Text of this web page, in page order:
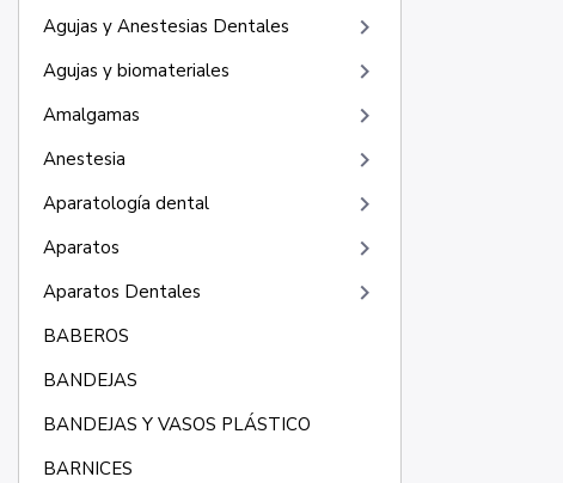
Agujas y Anestesias Dentales keyboard_arrow_right
Agujas y biomateriales keyboard_arrow_right
Amalgamas keyboard_arrow_right
Anestesia keyboard_arrow_right
Aparatología dental keyboard_arrow_right
Aparatos keyboard_arrow_right
Aparatos Dentales keyboard_arrow_right
BABEROS
BANDEJAS
BANDEJAS Y VASOS PLÁSTICO
BARNICES